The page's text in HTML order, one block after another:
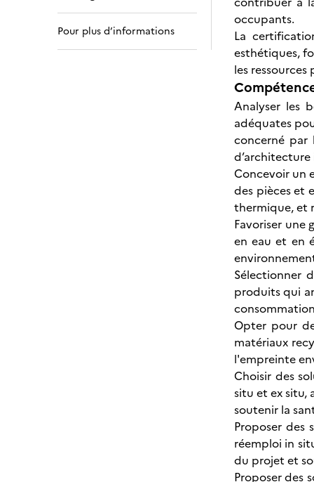
Pour plus d’informations
occupants.
La
esthétiques,
les
Analyser les
adéquates
concerné
Concevoir un
des pièces et
thermique, et
Favoriser une
en eau et en
Sélectionner
produits qui
Opter pour
matériaux
l'empreinte
Choisir des
situ et ex situ,
soutenir la
Proposer des
réemploi in
du projet et
Proposer des